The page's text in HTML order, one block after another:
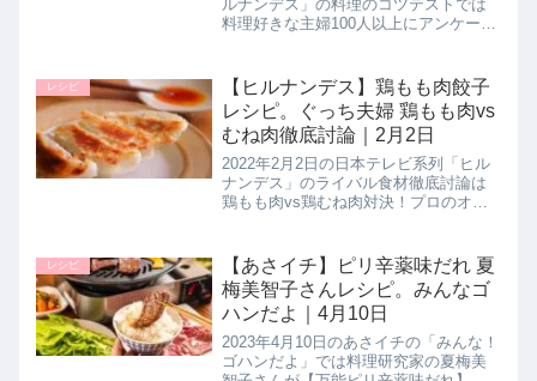
ルナンデス」の料理のコツテストでは
料理好きな主婦100人以上にアンケート
く紹介します。タレをコク深く仕上げ
る方法は？辛さをマイルド...
レシピ
【ヒルナンデス】鶏もも肉餃子
レシピ。ぐっち夫婦 鶏もも肉vs
むね肉徹底討論｜2月2日
2022年2月2日の日本テレビ系列「ヒル
ナンデス」のライバル食材徹底討論は
鶏もも肉vs鶏むね肉対決！プロのオス
っち夫婦さんが教えてくれたので詳し
く紹介します。>>ヒルナンデ...
レシピ
【あさイチ】ピリ辛薬味だれ 夏
梅美智子さんレシピ。みんなゴ
ハンだよ｜4月10日
2023年4月10日のあさイチの「みんな！
ゴハンだよ」では料理研究家の夏梅美